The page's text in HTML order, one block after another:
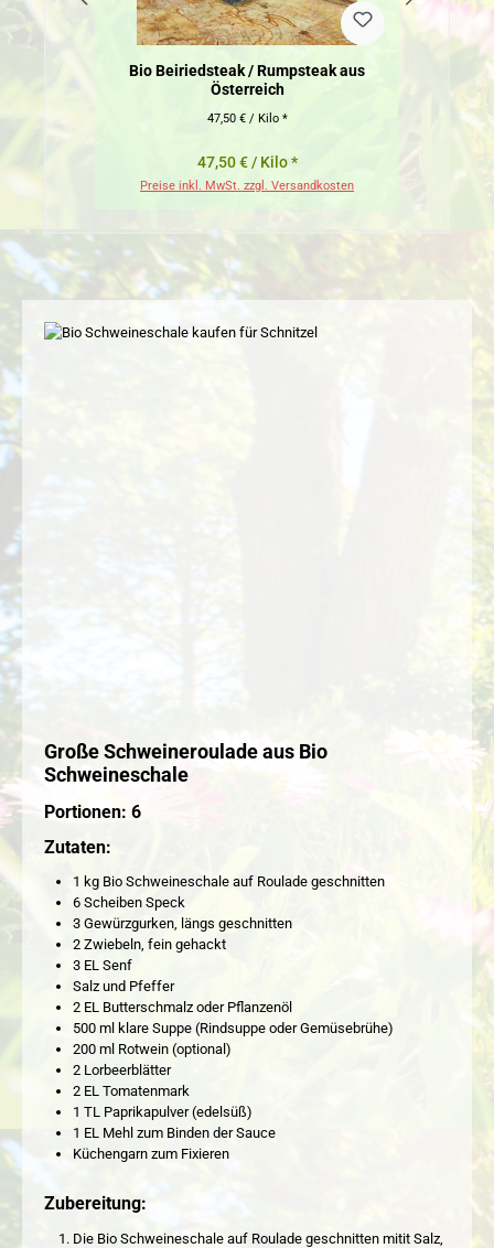
Bio Beiriedsteak / Rumpsteak aus
Österreich
47,50 € / Kilo *
47,50 € / Kilo *
Preise inkl. MwSt. zzgl. Versandkosten
Große Schweineroulade aus Bio
Schweineschale
Portionen: 6
Zutaten:
1 kg Bio Schweineschale auf Roulade geschnitten
6 Scheiben Speck
3 Gewürzgurken, längs geschnitten
2 Zwiebeln, fein gehackt
3 EL Senf
Salz und Pfeffer
2 EL Butterschmalz oder Pflanzenöl
500 ml klare Suppe (Rindsuppe oder Gemüsebrühe)
200 ml Rotwein (optional)
2 Lorbeerblätter
2 EL Tomatenmark
1 TL Paprikapulver (edelsüß)
1 EL Mehl zum Binden der Sauce
Küchengarn zum Fixieren
Zubereitung:
Die Bio Schweineschale auf Roulade geschnitten mitit Salz,